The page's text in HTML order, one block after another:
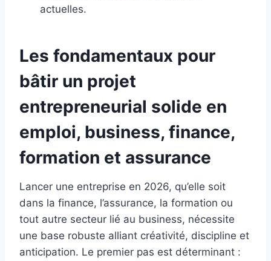
actuelles.
Les fondamentaux pour
bâtir un projet
entrepreneurial solide en
emploi, business, finance,
formation et assurance
Lancer une entreprise en 2026, qu’elle soit
dans la finance, l’assurance, la formation ou
tout autre secteur lié au business, nécessite
une base robuste alliant créativité, discipline et
anticipation. Le premier pas est déterminant :